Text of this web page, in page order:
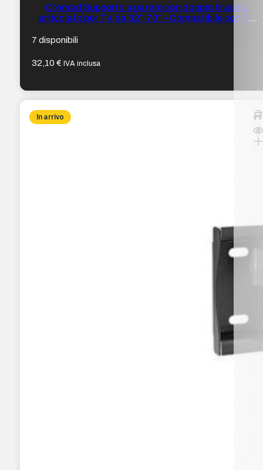
Cromad Supporto a parete con doppio braccio
articolato per TV da 32″-70″ – Compatibile con TV
max 40 kg – VESA 600×400 mm
7 disponibili
32,10€ IVA inclusa
In arrivo